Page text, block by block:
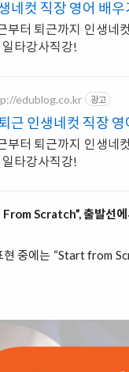
네컷 직장 영어 배
부터 퇴근까지 인생네
일타강사직강!
edublog.co.kr 광고
근 인생네컷 직장
부터 퇴근까지 인생네
일타강사직강!
Scratch”, 출발선에
현 중에는 “Start from